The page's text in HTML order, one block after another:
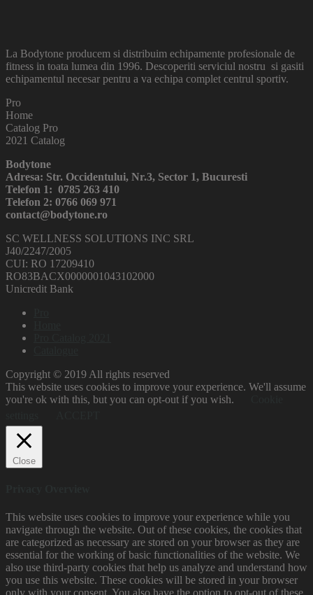
La Bodytone producem si distribuim echipamente profesionale de
fitness in toata lumea din 1996. Descoperiti serviciul nostru si gasiti
echipamentul necesar pentru a va echipa complet centrul sportiv.
Pro
Home
Catalog Pro
2021 Catalog
Bodytone
Adresa: Str. Occidentului, Nr.3, Sector 1, Bucuresti
Telefon 1: 0785 263 410
Telefon 2: 0766 069 971
contact@bodytone.ro
SC WELLNESS SOLUTIONS INC SRL
J40/2247/2005
CUI: RO 17209410
RO83BACX0000001043102000
Unicredit Bank
Copyright © 2019 All rights reserved
This website uses cookies to improve your experience. We'll assume
you're ok with this, but you can opt-out if you wish.
Close
This website uses cookies to improve your experience while you
navigate through the website. Out of these cookies, the cookies that
are categorized as necessary are stored on your browser as they are
essential for the working of basic functionalities of the website. We
also use third-party cookies that help us analyze and understand how
you use this website. These cookies will be stored in your browser
only with your consent. You also have the option to opt-out of these